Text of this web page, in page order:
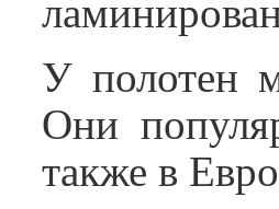
У полотен
Они
также в